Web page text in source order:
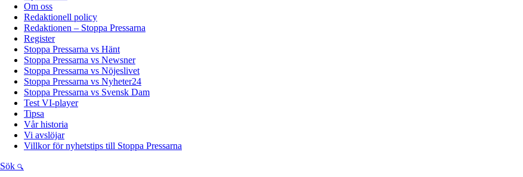
Om oss
Redaktionell policy
Redaktionen – Stoppa Pressarna
Register
Stoppa Pressarna vs Hänt
Stoppa Pressarna vs Newsner
Stoppa Pressarna vs Nöjeslivet
Stoppa Pressarna vs Nyheter24
Stoppa Pressarna vs Svensk Dam
Test VI-player
Tipsa
Vår historia
Vi avslöjar
Villkor för nyhetstips till Stoppa Pressarna
Sök